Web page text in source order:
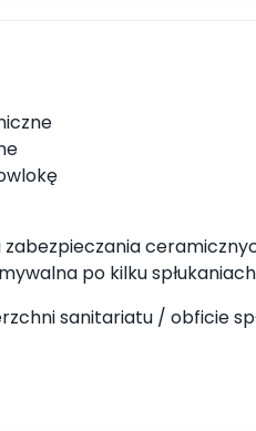
zabezpieczania
po kilku
sanitariatu / obficie